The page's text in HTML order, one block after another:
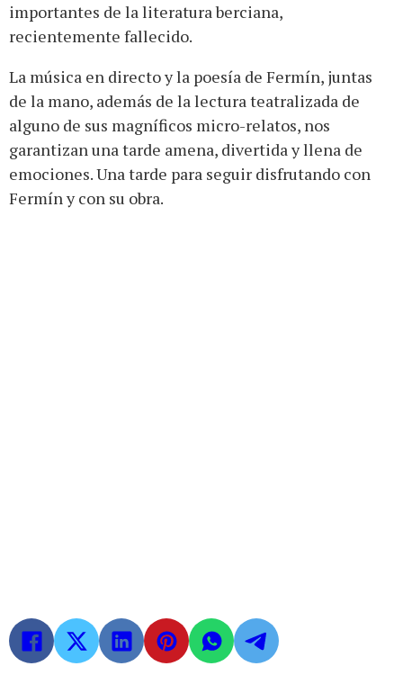
importantes de la literatura berciana,
recientemente fallecido.
La música en directo y la poesía de Fermín, juntas
de la mano, además de la lectura teatralizada de
alguno de sus magníficos micro-relatos, nos
garantizan una tarde amena, divertida y llena de
emociones. Una tarde para seguir disfrutando con
Fermín y con su obra.